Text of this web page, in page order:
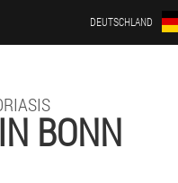
DEUTSCHLAND
BONN